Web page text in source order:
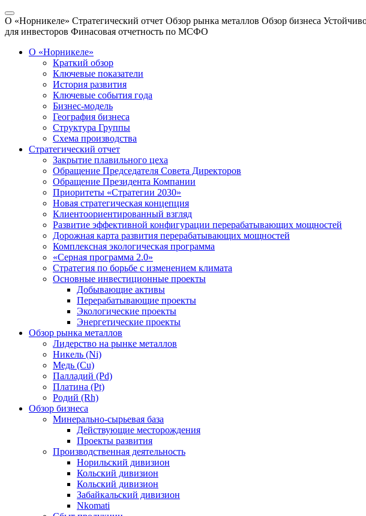
О «Норникеле» Стратегический отчет Обзор рынка металлов Обзор бизнеса
для инвесторов Финасовая отчетность по МСФО
О «Норникеле»
Краткий обзор
Ключевые показатели
История развития
Ключевые события года
Бизнес-модель
География бизнеса
Структура Группы
Схема производства
Стратегический отчет
Закрытие плавильного цеха
Обращение Председателя Совета Директоров
Обращение Президента Компании
Приоритеты «Стратегии 2030»
Новая стратегическая концепция
Клиентоориентированный взгляд
Развитие эффективной конфигурации перерабатывающих мощностей
Дорожная карта развития перерабатывающих мощностей
Комплексная экологическая программа
«Серная программа 2.0»
Стратегия по борьбе с изменением климата
Основные инвестиционные проекты
Добывающие активы
Перерабатывающие проекты
Экологические проекты
Энергетические проекты
Обзор рынка металлов
Лидерство на рынке металлов
Никель (Ni)
Медь (Cu)
Палладий (Pd)
Платина (Pt)
Родий (Rh)
Обзор бизнеса
Минерально-сырьевая база
Действующие месторождения
Проекты развития
Производственная деятельность
Норильский дивизион
Кольский дивизион
Кольский дивизион
Забайкальский дивизион
Nkomati